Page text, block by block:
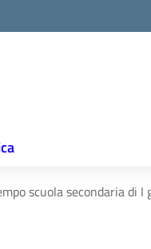
scuola secondaria di